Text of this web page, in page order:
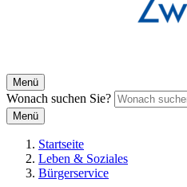
Menü
Wonach suchen Sie?
Menü
Startseite
Leben & Soziales
Bürgerservice